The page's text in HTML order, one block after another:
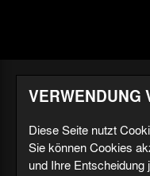
Aktuell
Nachrichten
VERWENDUNG
Diese Seite nutzt
Sie können Cookies
und Ihre Entscheidung